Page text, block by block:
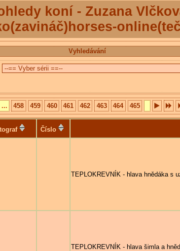
koní - Zuzana
Vyhledávání
... 458 459 460 461 462 463 464 465
Číslo
TEPLOKREVNÍK - hlava hnědáka s
TEPLOKREVNÍK - hlava šimla a